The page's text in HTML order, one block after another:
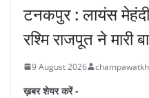
टनकपुर : लायंस मेहंदी
रश्मि राजपूत ने मारी
9 August 2026
ख़बर शेयर करें -